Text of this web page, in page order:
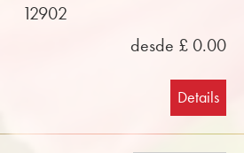
12902
desde £ 0.00
Details